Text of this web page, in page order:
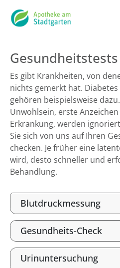
Gesundheitstests
Es gibt Krankheiten, von
nichts gemerkt hat.
gehören beispielsweise
Unwohlsein, erste
Erkrankung, werden
Sie sich von uns auf Ihren
checken. Je früher eine
wird, desto schneller und
Behandlung.
Blutdruckmessung
Gesundheits-Check
Urinuntersuchung